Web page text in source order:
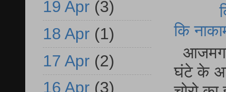
कि
घंटे के
19 Apr (3)
18 Apr (1)
17 Apr (2)
16 Apr (3)